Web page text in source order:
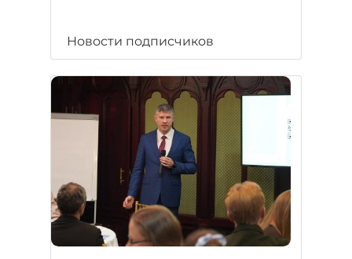
Новости подписчиков